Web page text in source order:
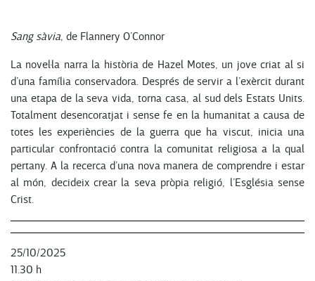
Sang sàvia, de Flannery O’Connor
La novel·la narra la història de Hazel Motes, un jove criat al si
d’una família conservadora. Després de servir a l’exèrcit durant
una etapa de la seva vida, torna casa, al sud dels Estats Units.
Totalment desencoratjat i sense fe en la humanitat a causa de
totes les experiències de la guerra que ha viscut, inicia una
particular confrontació contra la comunitat religiosa a la qual
pertany. A la recerca d’una nova manera de comprendre i estar
al món, decideix crear la seva pròpia religió, l’Església sense
Crist.
25/10/2025
11.30 h